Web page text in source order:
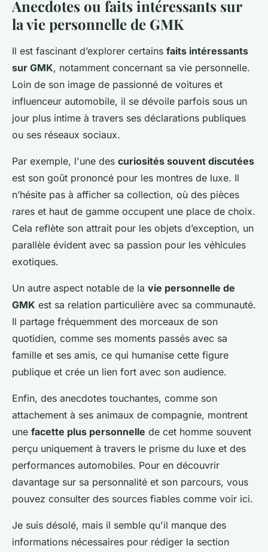
Anecdotes ou faits intéressants sur
la vie personnelle de GMK
Il est fascinant d’explorer certains faits intéressants
sur GMK, notamment concernant sa vie personnelle.
Loin de son image de passionné de voitures et
influenceur automobile, il se dévoile parfois sous un
jour plus intime à travers ses déclarations publiques
ou ses réseaux sociaux.
Par exemple, l'une des curiosités souvent discutées
est son goût prononcé pour les montres de luxe. Il
n’hésite pas à afficher sa collection, où des pièces
rares et haut de gamme occupent une place de choix.
Cela reflète son attrait pour les objets d’exception, un
parallèle évident avec sa passion pour les véhicules
exotiques.
Un autre aspect notable de la vie personnelle de
GMK est sa relation particulière avec sa communauté.
Il partage fréquemment des morceaux de son
quotidien, comme ses moments passés avec sa
famille et ses amis, ce qui humanise cette figure
publique et crée un lien fort avec son audience.
Enfin, des anecdotes touchantes, comme son
attachement à ses animaux de compagnie, montrent
une facette plus personnelle de cet homme souvent
perçu uniquement à travers le prisme du luxe et des
performances automobiles. Pour en découvrir
davantage sur sa personnalité et son parcours, vous
pouvez consulter des sources fiables comme voir ici.
Je suis désolé, mais il semble qu'il manque des
informations nécessaires pour rédiger la section